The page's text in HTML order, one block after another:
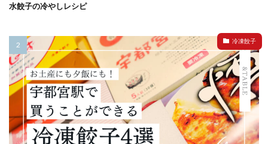
水餃子の冷やしレシピ
冷凍餃子